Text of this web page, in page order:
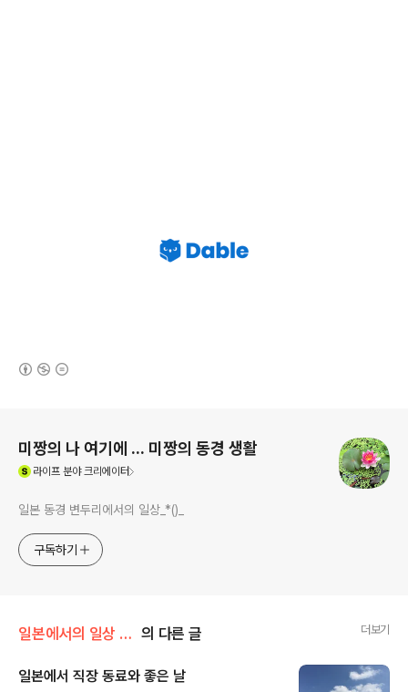
미짱의 나 여기에 ... 미짱의 동경 생활
라이프 분야 크리에이터
일본 동경 변두리에서의 일상_*()_
구독하기
일본에서의 일상 /일본에서 일하기 의 다른 글 더보기
일본에서 직장 동료와 좋은 날